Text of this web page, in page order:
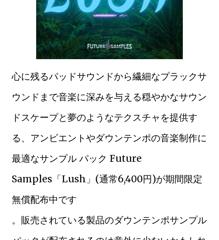
心に残るパッドサウンドから繊細なプラックサ
ウンドまで音楽に深みを与える穏やかなサウン
ドスケープと夢のようなテクスチャを提供す
る、アンビエントやダウンテンポの音楽制作に
最適なサンプル パック Future
Samples「Lush」(通常6,400円)が期間限定
無償配布中です
。販売されている製品のダウンテンポサンプル